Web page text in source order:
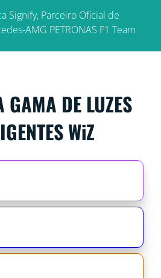
Signify, Parceiro Oficial de
AMG PETRONAS F1 Team
GAMA DE LUZES
WiZ